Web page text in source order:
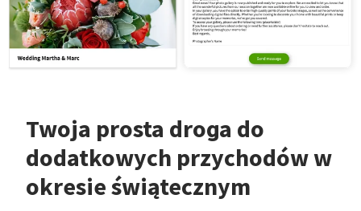
Twoja prosta droga do
dodatkowych przychodów w
okresie świątecznym